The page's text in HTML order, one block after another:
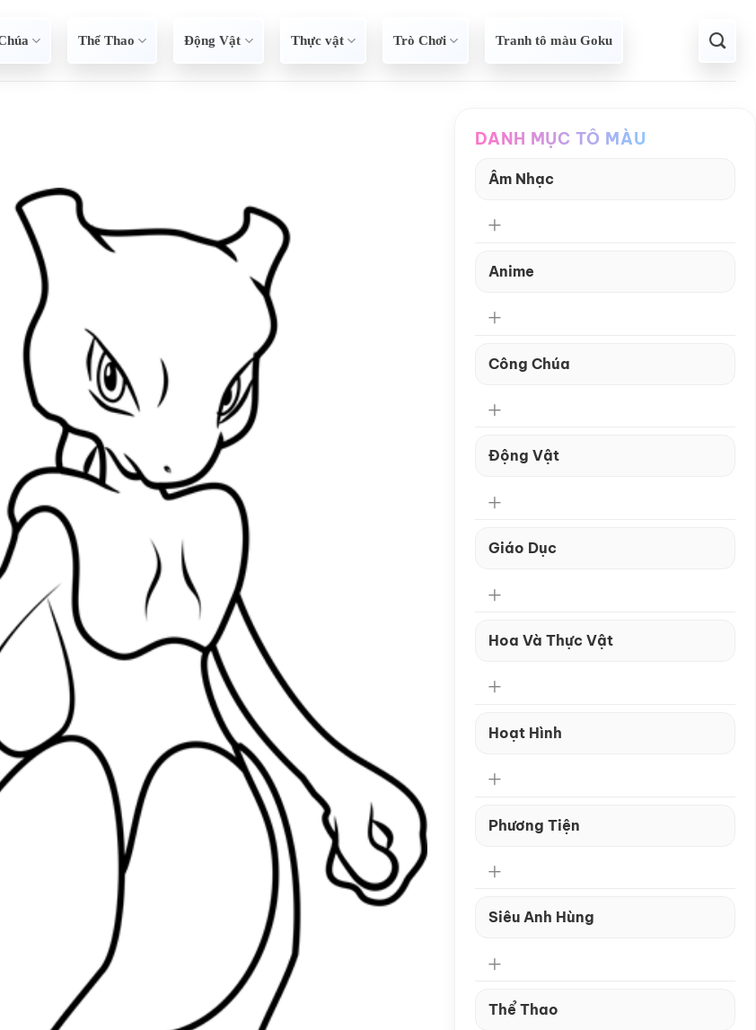
Thể Thao Động Vật Thực vật Trò Chơi Tranh tô màu Goku
DANH MỤC TÔ MÀU
Âm Nhạc
Anime
Công Chúa
Động Vật
Giáo Dục
Hoa Và Thực Vật
Hoạt Hình
Phương Tiện
Siêu Anh Hùng
Thể Thao